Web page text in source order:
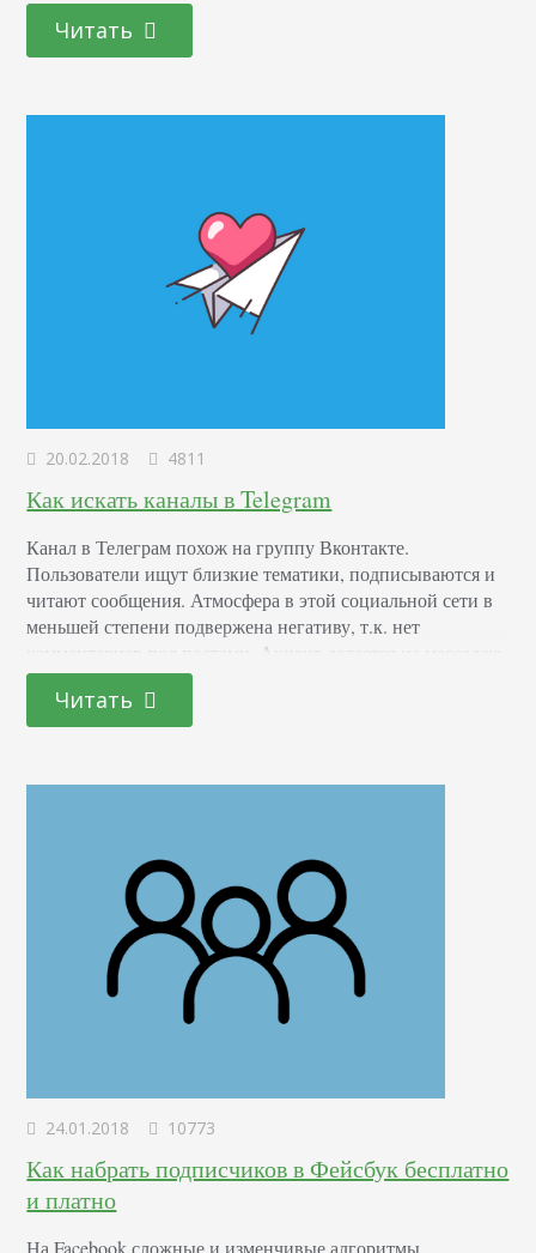
прикреплять Telegram-адрес на сайтах и где можно
добавить кликабельный URL. Как вставить УРЛ
провернуть процесс,…
Читать
20.02.2018 4811
Как искать каналы в Telegram
Канал в Телеграм похож на группу Вконтакте.
Пользователи ищут близкие тематики, подписываются и
читают сообщения. Атмосфера в этой социальной сети в
меньшей степени подвержена негативу, т.к. нет
комментариев под постами. Акцент делается на месседже
и собственном восприятии — ничего не отвлекает и не
мешает думать. Сегодня обсудим, как найти нужный
канал в Телеграм. Как устроен поиск и что насчет
Читать
24.01.2018 10773
Как набрать подписчиков в Фейсбук бесплатно
и платно